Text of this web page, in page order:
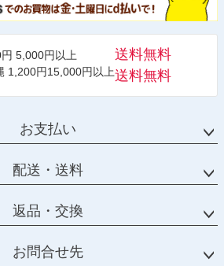
5,000円以上
1,200円15,000円以上
送料無料
送料無料
お支払い
配送・送料
返品・交換
お問合せ先